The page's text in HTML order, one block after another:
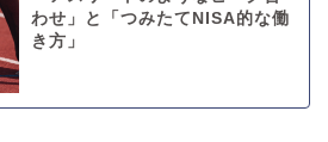
わせ」と「つみたてNISA的な働
き方」